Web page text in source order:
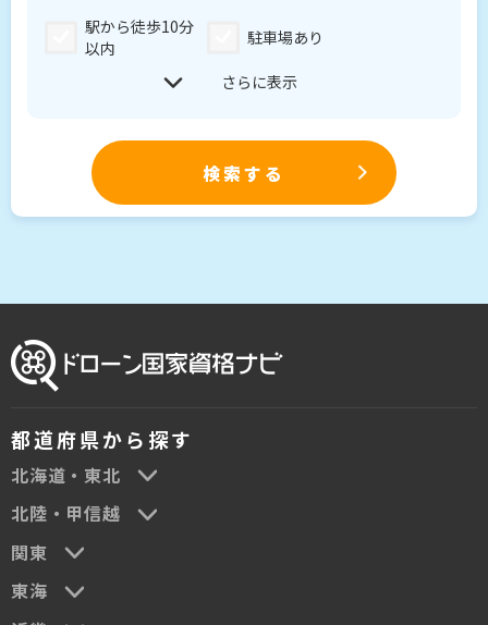
駅から徒歩10分
以内
駐車場あり
さらに表示
都道府県から探す
北海道・東北
北陸・甲信越
関東
東海